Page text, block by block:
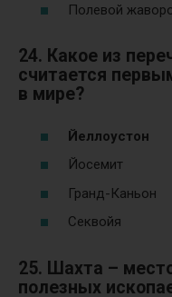
Полевой
24. Какое из
считается
в мире?
Йеллоустон
Йосемит
Гранд-Каньон
Секвойя
25. Шахта –
полезных